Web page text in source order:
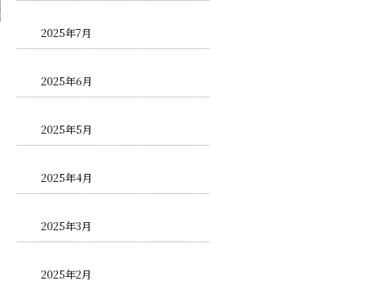
2025年7月
2025年6月
2025年5月
2025年4月
2025年3月
2025年2月